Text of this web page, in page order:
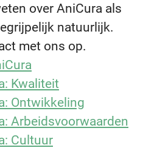
over AniCura als
natuurlijk.
met ons op.
Kwaliteit
Ontwikkeling
Arbeidsvoorwaarden
Cultuur